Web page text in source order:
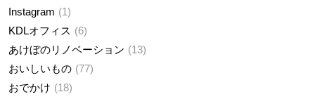
Instagram
1
KDLオフィス
6
あけぼのリノベーション
13
おいしいもの 77
おでかけ
18